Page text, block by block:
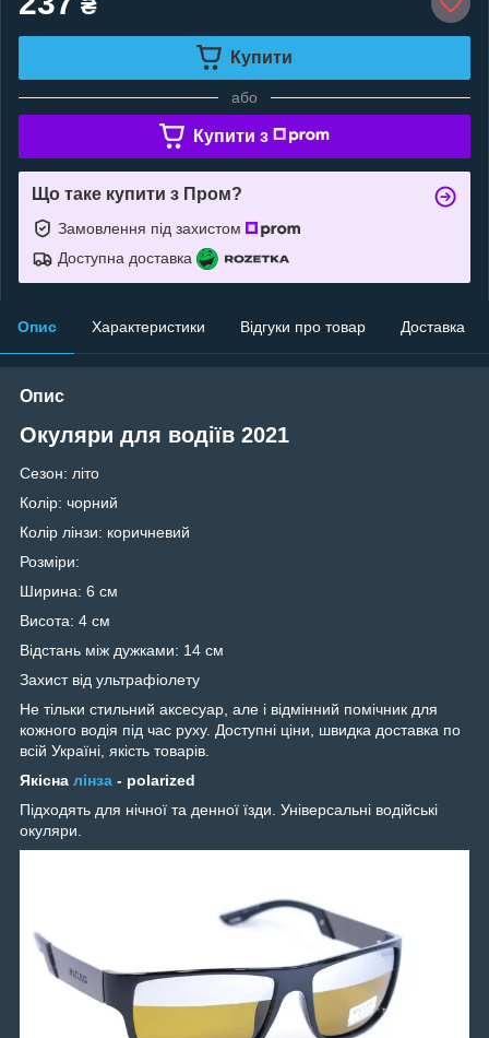
₴
Купити
або
Купити з
Що таке купити з Пром?
Замовлення під захистом
Доступна доставка
Опис Характеристики Відгуки про товар Доставка
Опис
Окуляри для водіїв 2021
Сезон: літо
Колір: чорний
Колір лінзи: коричневий
Розміри:
Ширина: 6 см
Висота: 4 см
Відстань між дужками: 14 см
Захист від ультрафіолету
Не тільки стильний аксесуар, але і відмінний помічник для
кожного водія під час руху. Доступні ціни, швидка доставка по
всій Україні, якість товарів.
Якісна лінза - polarized
Підходять для нічної та денної їзди. Універсальні водійські
окуляри.